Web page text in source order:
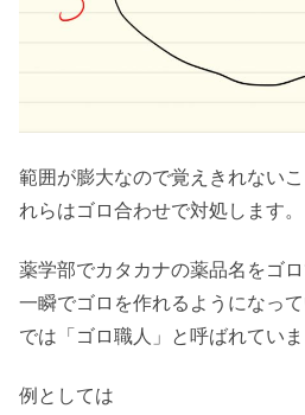
範囲が膨大なので覚えきれない
れらはゴロ合わせで対処します。
薬学部でカタカナの薬品名をゴ
一瞬でゴロを作れるようになっ
では「ゴロ職人」と呼ばれていま
例としては